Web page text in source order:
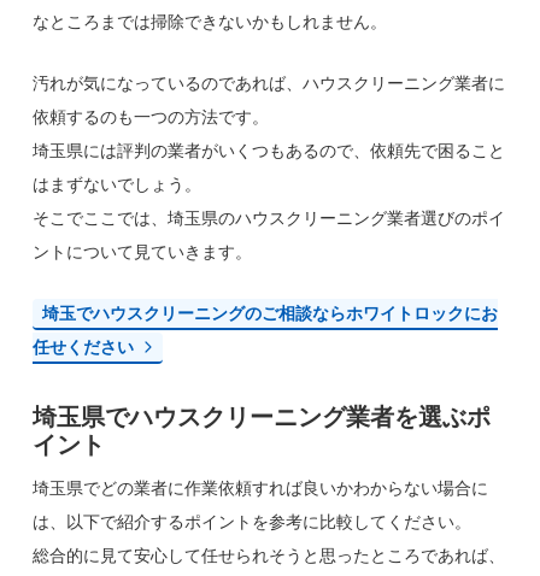
なところまでは掃除できないかもしれません。
汚れが気になっているのであれば、ハウスクリーニング業者に
依頼するのも一つの方法です。
埼玉県には評判の業者がいくつもあるので、依頼先で困ること
はまずないでしょう。
そこでここでは、埼玉県のハウスクリーニング業者選びのポイ
ントについて見ていきます。
埼玉でハウスクリーニングのご相談ならホワイトロックにお
任せください
埼玉県でハウスクリーニング業者を選ぶポ
イント
埼玉県でどの業者に作業依頼すれば良いかわからない場合に
は、以下で紹介するポイントを参考に比較してください。
総合的に見て安心して任せられそうと思ったところであれば、